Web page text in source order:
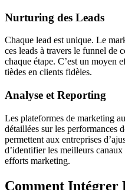
Nurturing des Leads
Chaque lead est unique. Le
ces leads à travers le funnel de
chaque étape. C’est un moyen
tièdes en clients fidèles.
Analyse et Reporting
Les plateformes de marketing
détaillées sur les performances
permettent aux entreprises
d’identifier les meilleurs
efforts marketing.
Comment Intégrer